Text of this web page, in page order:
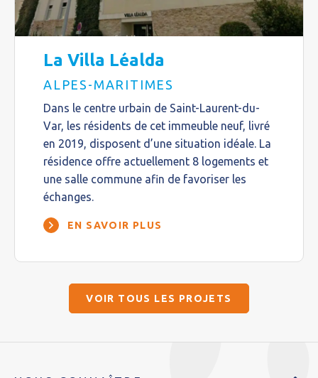
La Villa Léalda
ALPES-MARITIMES
Dans le centre urbain de Saint-Laurent-du-
Var, les résidents de cet immeuble neuf, livré
en 2019, disposent d’une situation idéale. La
résidence offre actuellement 8 logements et
une salle commune afin de favoriser les
échanges.
EN SAVOIR PLUS
VOIR TOUS LES PROJETS